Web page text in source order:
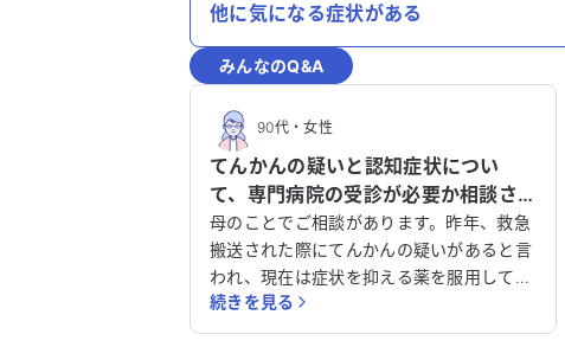
他に気になる症状がある
みんなのQ&A
90代・女性
てんかんの疑いと認知症状につい
て、専門病院の受診が必要か相談さ
せてください。
母のことでご相談があります。昨年、救急
搬送された際にてんかんの疑いがあると言
われ、現在は症状を抑える薬を服用してい
ます。しかし、最近になって急に記憶力の
低下や混乱、反応の鈍さといった症状が現
続きを見る